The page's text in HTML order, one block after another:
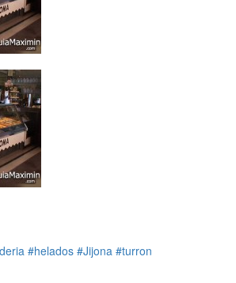
#helados #Jijona #turron